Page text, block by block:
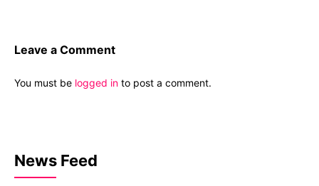
Leave a Comment
You must be logged in to post a comment.
News Feed